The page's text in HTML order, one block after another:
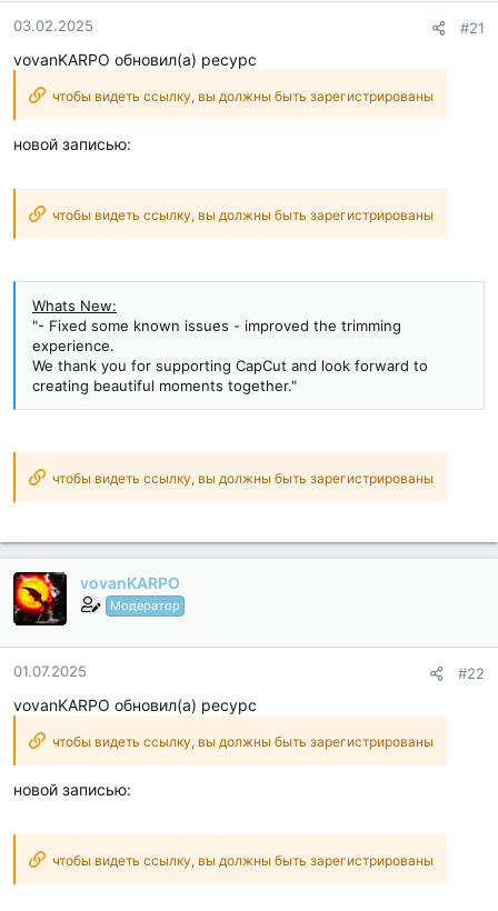
03.02.2025 #21
vovanKARPO обновил(а) ресурс
чтобы видеть ссылку, вы должны быть зарегистрированы
новой записью:
чтобы видеть ссылку, вы должны быть зарегистрированы
Whats New:
"- Fixed some known issues - improved the trimming
experience.
We thank you for supporting CapCut and look forward to
creating beautiful moments together."
чтобы видеть ссылку, вы должны быть зарегистрированы
vovanKARPO
Модератор
01.07.2025 #22
vovanKARPO обновил(а) ресурс
чтобы видеть ссылку, вы должны быть зарегистрированы
новой записью:
чтобы видеть ссылку, вы должны быть зарегистрированы